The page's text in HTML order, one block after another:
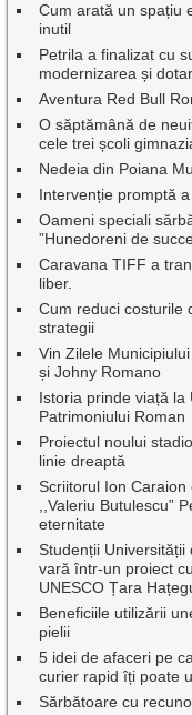
Cum arată un spațiu
inutil
Petrila a finalizat cu
modernizarea și
Aventura Red Bull
O săptămână de
cele trei școli
Nedeia din Poiana
Intervenție promptă
Oameni speciali
”Hunedoreni de
Caravana TIFF a
liber.
Cum reduci costurile
strategii
Vin Zilele
și Johny Romano
Istoria prinde viață la
Patrimoniului Roman
Proiectul noului
linie dreaptă
Scriitorul Ion
,,Valeriu Butulescu”
eternitate
Studenții
vară într-un proiect
UNESCO Țara
Beneficiile utilizării
pielii
5 idei de afaceri pe
curier rapid îți poate
Sărbătoare cu